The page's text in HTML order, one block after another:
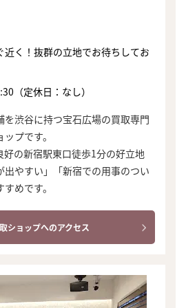
近く！抜群の立地でお待ちしてお
（定休日：なし）
を渋谷に持つ宝石広場の買取専門
プです。
の新宿駅東口徒歩1分の好立地
出やすい」「新宿での用事のつい
めです。
ショップへのアクセス
まずは
かんたん30秒でお試し査定